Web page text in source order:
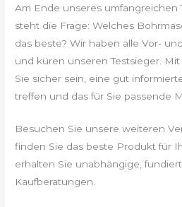
Am Ende unseres umfangreichen
steht die Frage: Welches
das beste? Wir haben alle Vor-
und küren unseren Testsieger.
Sie sicher sein, eine gut
treffen und das für Sie passende
Besuchen Sie unsere weiteren
finden Sie das beste Produkt für
erhalten Sie unabhängige,
Kaufberatungen.